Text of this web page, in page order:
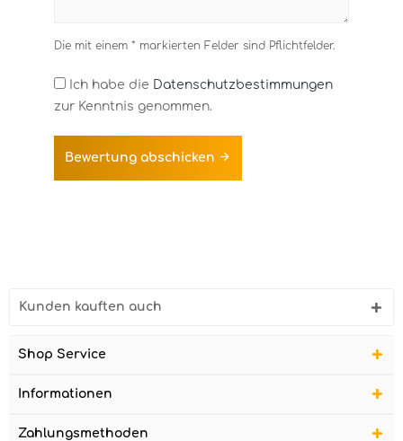
Die mit einem * markierten Felder sind Pflichtfelder.
Ich habe die Datenschutzbestimmungen
zur Kenntnis genommen.
Bewertung abschicken
Kunden kauften auch
Shop Service
Informationen
Zahlungsmethoden